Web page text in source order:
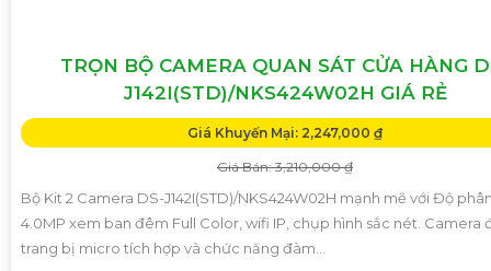
TRỌN BỘ CAMERA QUAN SÁT CỬA HÀNG
J142I(STD)/NKS424W02H GIÁ RẺ
Giá Khuyến Mại: 2,247,000 ₫
Giá Bán: 3,210,000 ₫
Bộ Kit 2 Camera DS-J142I(STD)/NKS424W02H mạnh mẽ với Độ
4.0MP xem ban đêm Full Color, wifi IP, chụp hình sắc nét. Camera
trang bị micro tích hợp và chức năng đàm...